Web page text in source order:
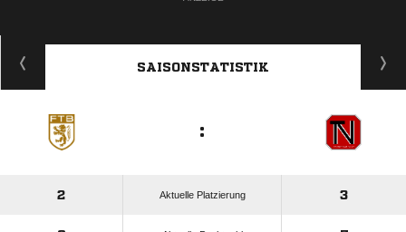
SAISONSTATISTIK
:
2 Aktuelle Platzierung 3